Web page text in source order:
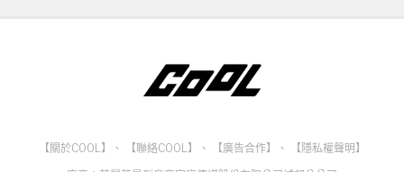
【關於COOL】 、 【聯絡COOL】 、 【廣告合作】 、
【隱私權聲明】